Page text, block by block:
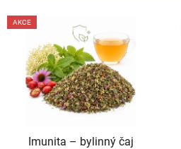
e
V
ý
AKCE
Imunita –⁠⁠⁠⁠⁠ bylinný čaj